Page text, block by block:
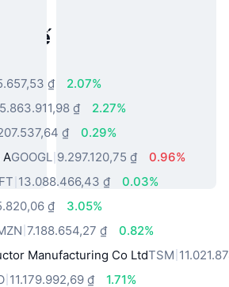
thế giới thực phổ
₫
2.07%
5.863.911,98 ₫
2.27%
₫
0.29%
AGOOGL 9.297.120,75 ₫
0.96%
13.088.466,43 ₫
0.03%
₫
3.05%
7.188.654,27 ₫
0.82%
Manufacturing Co LtdTSM
11.179.992,69 ₫ 1.71%